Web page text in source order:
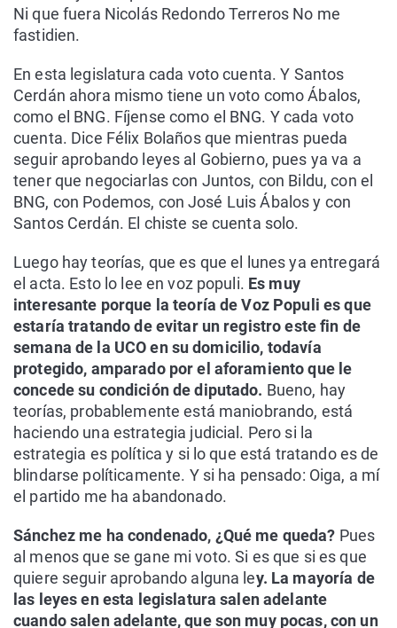
Ni que fuera Nicolás Redondo Terreros No me
fastidien.
En esta legislatura cada voto cuenta. Y Santos
Cerdán ahora mismo tiene un voto como Ábalos,
como el BNG. Fíjense como el BNG. Y cada voto
cuenta. Dice Félix Bolaños que mientras pueda
seguir aprobando leyes al Gobierno, pues ya va a
tener que negociarlas con Juntos, con Bildu, con el
BNG, con Podemos, con José Luis Ábalos y con
Santos Cerdán. El chiste se cuenta solo.
Luego hay teorías, que es que el lunes ya entregará
el acta. Esto lo lee en voz populi. Es muy
interesante porque la teoría de Voz Populi es que
estaría tratando de evitar un registro este fin de
semana de la UCO en su domicilio, todavía
protegido, amparado por el aforamiento que le
concede su condición de diputado. Bueno, hay
teorías, probablemente está maniobrando, está
haciendo una estrategia judicial. Pero si la
estrategia es política y si lo que está tratando es de
blindarse políticamente. Y si ha pensado: Oiga, a mí
el partido me ha abandonado.
Sánchez me ha condenado, ¿Qué me queda? Pues
al menos que se gane mi voto. Si es que si es que
quiere seguir aprobando alguna ley. La mayoría de
las leyes en esta legislatura salen adelante
cuando salen adelante, que son muy pocas, con un